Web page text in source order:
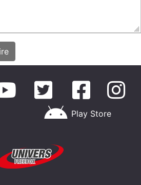
Play Store